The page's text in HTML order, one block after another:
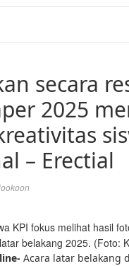
secara
2025
– Erectial
KPI fokus melihat hasil
belakang 2025. (Foto:
Acara latar belakang